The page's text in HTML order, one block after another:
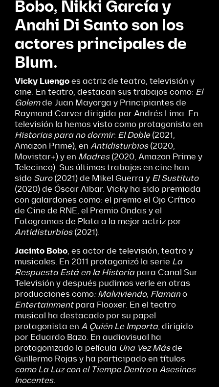
Bobo, Nikki García y
Anahi Di Santo son los
actores principales de
Blum.
Vicky Luengoes actriz de teatro, televisión y
cine. En teatro, destacan sus trabajos como: El
Golemde Juan Mayorga y Principiantes de
Raymond Carver dirigida por Andrés Lima. En
televisión la hemos visto como protagonista en
Historias para no dormir: El Doble(2021,
Amazon Prime), en Antidisturbios(2020,
Movistar+) y en Madres(2020, Amazon Prime y
Telecinco). Sus últimos trabajos en cine han
sido Suro(2021) de Mikel Guerra y El Sustituto
(2020) de Óscar Aibar. Vicky ha sido premiada
con galardones como: el premio el Ojo Crítico
de Cine de RNE, el Premio Ondas y el
Fotogramas de Plata a la mejor actriz por
Antidisturbios(2021).
Jacinto Bobo, es actor de televisión, teatro y
musicales. En 2011 protagonizó la serie La
Respuesta Está en la Historiapara Canal Sur
Televisión y después pudimos verle en otras
producciones como: Malviviendo, Flamano
Entertainmentpara Flooxer. En el teatro
musical ha destacado por su papel
protagonista en A Quién Le Importa, dirigido
por Eduardo Bazo. En audiovisual ha
protagonizado la película Una Vez Másde
Guillermo Rojas y ha participado en títulos
como La Luz con el Tiempo DentrooAsesinos
Inocentes.